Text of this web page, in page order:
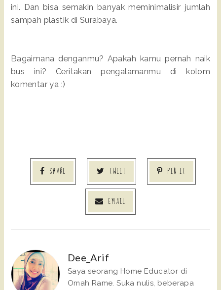
ini. Dan bisa semakin banyak meminimalisir jumlah
sampah plastik di Surabaya.
Bagaimana denganmu? Apakah kamu pernah naik
bus ini? Ceritakan pengalamanmu di kolom
komentar ya :)
SHARE TWEET PIN IT
EMAIL
Dee_Arif
Saya seorang Home Educator di
Omah Rame. Suka nulis, beberapa